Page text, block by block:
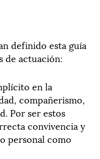
definido esta guía
de actuación:
en la
compañerismo,
Por ser estos
convivencia y
personal como